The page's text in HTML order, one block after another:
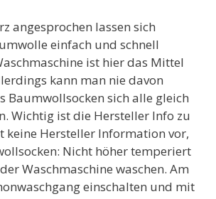
angesprochen lassen sich
einfach und schnell
ist hier das Mittel
kann man nie davon
Baumwollsocken sich alle gleich
Wichtig ist die Hersteller Info zu
keine Hersteller Information vor,
Nicht höher temperiert
Waschmaschine waschen. Am
einschalten und mit